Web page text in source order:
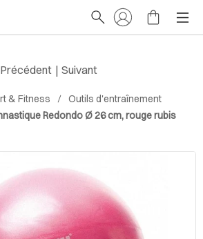
& Fitness
Outils d'entraînement
Redondo Ø 26 cm, rouge rubis
Précédent | Suivant